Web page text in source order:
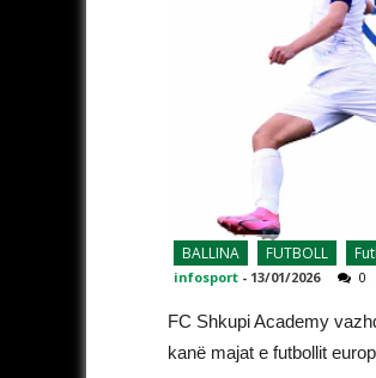
BALLINA FUTBOLL
infosport - 13/01/2026 0
FC Shkupi Academy
kanë majat e futbollit